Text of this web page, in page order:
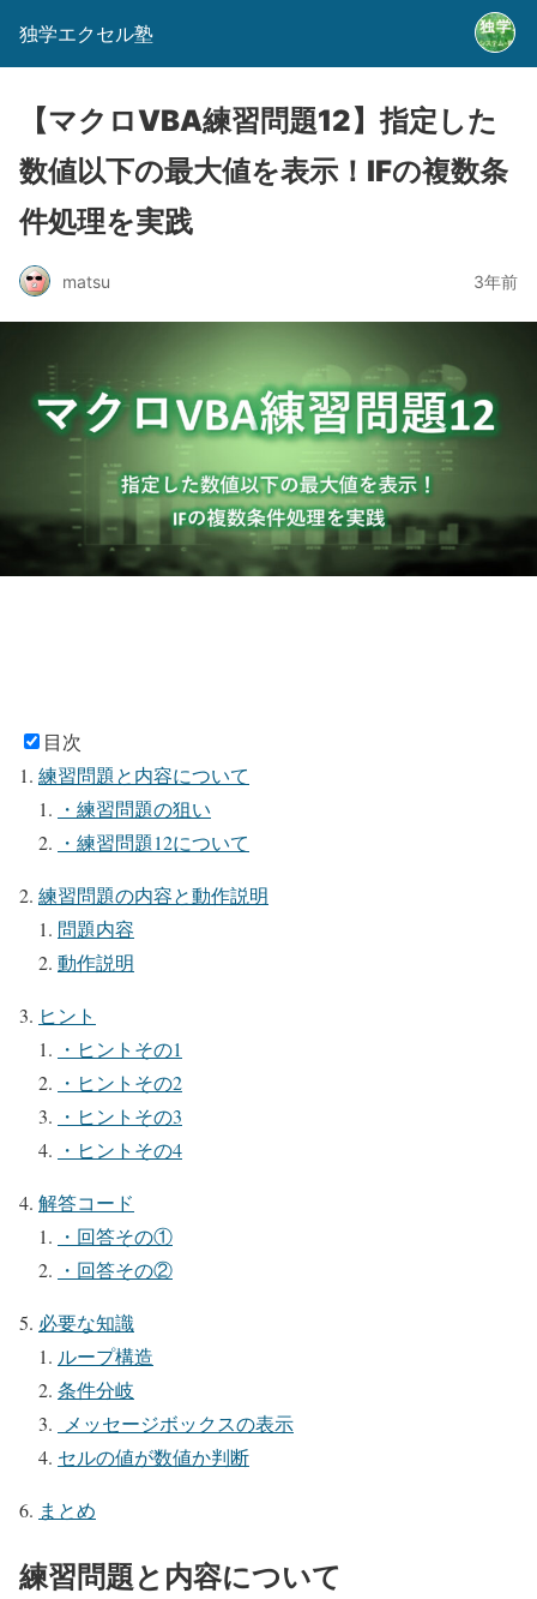
独学エクセル塾
【マクロVBA練習問題12】指定した
数値以下の最大値を表示！IFの複数条
件処理を実践
matsu 3年前
目次
練習問題と内容について
・練習問題の狙い
・練習問題12について
練習問題の内容と動作説明
問題内容
動作説明
ヒント
・ヒントその1
・ヒントその2
・ヒントその3
・ヒントその4
解答コード
・回答その①
・回答その②
必要な知識
ループ構造
条件分岐
メッセージボックスの表示
セルの値が数値か判断
まとめ
練習問題と内容について